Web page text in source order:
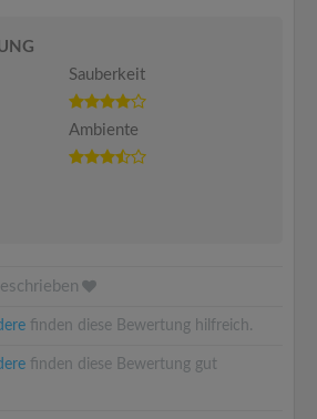
Sauberkeit
Ambiente
finden diese Bewertung hilfreich.
finden diese Bewertung gut